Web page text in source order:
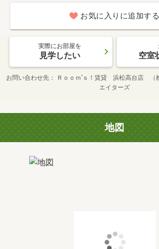
お気に入りに追加する
実際にお部屋を
見学したい 空室
お問い合わせ先
Ｒｏｏｍ’ｓ！賃貸 浜松高台店 （
エイターズ
地図